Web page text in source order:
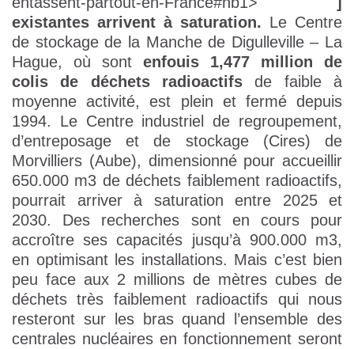
existantes arrivent à saturation. Le Centre
de stockage de la Manche de Digulleville – La
Hague, où sont enfouis 1,477 million de
colis de déchets radioactifs de faible à
moyenne activité, est plein et fermé depuis
1994. Le Centre industriel de regroupement,
d’entreposage et de stockage (Cires) de
Morvilliers (Aube), dimensionné pour accueillir
650.000 m3 de déchets faiblement radioactifs,
pourrait arriver à saturation entre 2025 et
2030. Des recherches sont en cours pour
accroître ses capacités jusqu’à 900.000 m3,
en optimisant les installations. Mais c’est bien
peu face aux 2 millions de mètres cubes de
déchets très faiblement radioactifs qui nous
resteront sur les bras quand l’ensemble des
centrales nucléaires en fonctionnement seront